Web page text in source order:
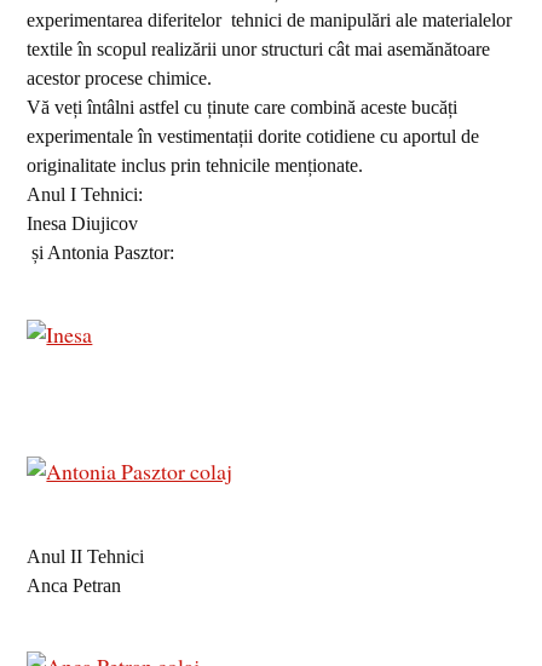
experimentarea diferitelor tehnici de manipulări ale materialelor
textile în scopul realizării unor structuri cât mai asemănătoare
acestor procese chimice.
Vă veți întâlni astfel cu ținute care combină aceste bucăți
experimentale în vestimentații dorite cotidiene cu aportul de
originalitate inclus prin tehnicile menționate.
Anul I Tehnici:
Inesa Diujicov
și Antonia Pasztor:
Anul II Tehnici
Anca Petran